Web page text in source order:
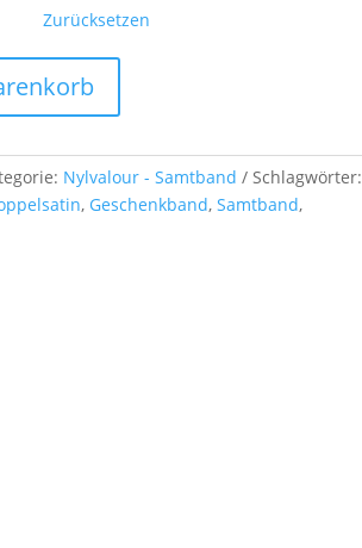
Zurücksetzen
Nylvalour - Samtband
Schlagwörter:
, Geschenkband, Samtband,